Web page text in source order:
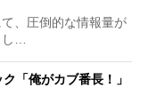
、圧倒的な情報量が
…
「俺がカブ番長！」